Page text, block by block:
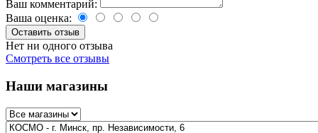
Ваш комментарий:
Ваша оценка:
Нет ни одного отзыва
Смотреть все отзывы
Наши магазины